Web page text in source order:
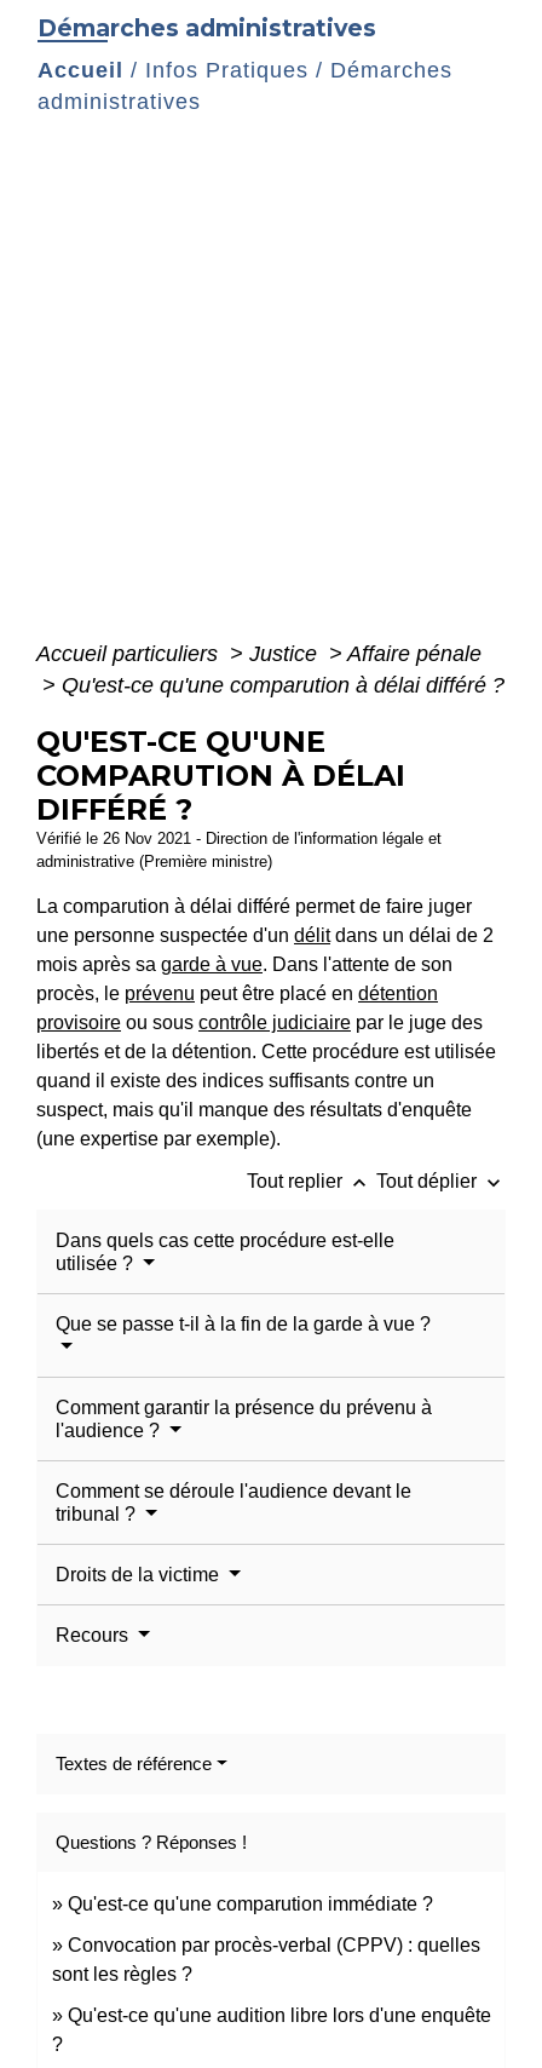
Démarches administratives
Accueil / Infos Pratiques / Démarches
administratives
Accueil particuliers > Justice > Affaire pénale
> Qu'est-ce qu'une comparution à délai différé ?
QU'EST-CE QU'UNE
COMPARUTION À DÉLAI
DIFFÉRÉ ?
Vérifié le 26 Nov 2021 - Direction de l'information légale et
administrative (Première ministre)
La comparution à délai différé permet de faire juger
une personne suspectée d'un délitdans un délai de 2
mois après sa garde à vue. Dans l'attente de son
procès, le prévenu peut être placé en détention
provisoire ou sous contrôle judiciaire par le juge des
libertés et de la détention. Cette procédure est utilisée
quand il existe des indices suffisants contre un
suspect, mais qu'il manque des résultats d'enquête
(une expertise par exemple).
Tout replier keyboard_arrow_up Tout déplier keyboard_arrow_down
Dans quels cas cette procédure est-elle
utilisée ?
Que se passe t-il à la fin de la garde à vue ?
Comment garantir la présence du prévenu à
l'audience ?
Comment se déroule l'audience devant le
tribunal ?
Droits de la victime
Recours
Textes de référence
Questions ? Réponses !
Qu'est-ce qu'une comparution immédiate ?
Convocation par procès-verbal (CPPV) : quelles
sont les règles ?
Qu'est-ce qu'une audition libre lors d'une enquête
?